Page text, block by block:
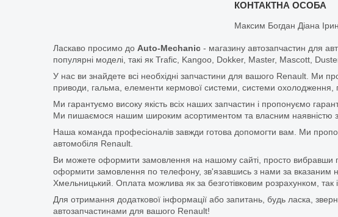
Максим Богдан Діана
Ласкаво просимо до Auto-Mechanic - магазину автозапчастин для
популярні моделі, такі як Trafic, Kangoo, Dokker, Master, Mascott,
У нас ви знайдете всі необхідні запчастини для вашого Renault. Ми
приводи, гальма, елементи кермової системи, системи охолодження,
Ми гарантуємо високу якість всіх наших запчастин і пропонуємо
Ми пишаємося нашим широким асортиментом та власним наявністю
Наша команда професіоналів завжди готова допомогти вам. Ми
автомобіля Renault.
Ви можете оформити замовлення на нашому сайті, просто вибравши
оформити замовлення по телефону, зв'язавшись з нами за
Хмельницький. Оплата можлива як за безготівковим розрахунком, так
Для отримання додаткової інформації або запитань, будь ласка,
автозапчастинами для вашого Renault!